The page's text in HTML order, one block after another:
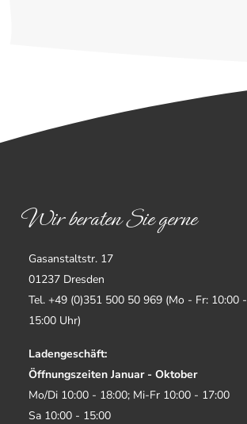
Wir beraten Sie gerne
Gasanstaltstr. 17
01237 Dresden
Tel. +49 (0)351 500 50 969 (Mo - Fr: 10:00 -
15:00 Uhr)
Ladengeschäft:
Öffnungszeiten Januar - Oktober
Mo/Di 10:00 - 18:00; Mi-Fr 10:00 - 17:00
Sa 10:00 - 15:00